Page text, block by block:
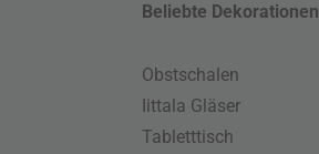
Beliebte Dekorationen
Obstschalen
Iittala Gläser
Tabletttisch